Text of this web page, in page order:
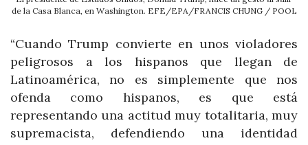
de la Casa Blanca, en Washington. EFE/EPA/FRANCIS CHUNG / POOL
“Cuando Trump convierte en unos violadores
peligrosos a los hispanos que llegan de
Latinoamérica, no es simplemente que nos
ofenda como hispanos, es que está
representando una actitud muy totalitaria, muy
supremacista, defendiendo una identidad